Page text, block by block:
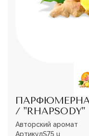
+7-987-089-69-00
8 (800) 600-94-04
Заказать звонок
/ "RHAPSODY"
Авторский аромат
АртикулS75 u